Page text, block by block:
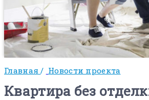
Главная/ Новости проекта
Квартира без